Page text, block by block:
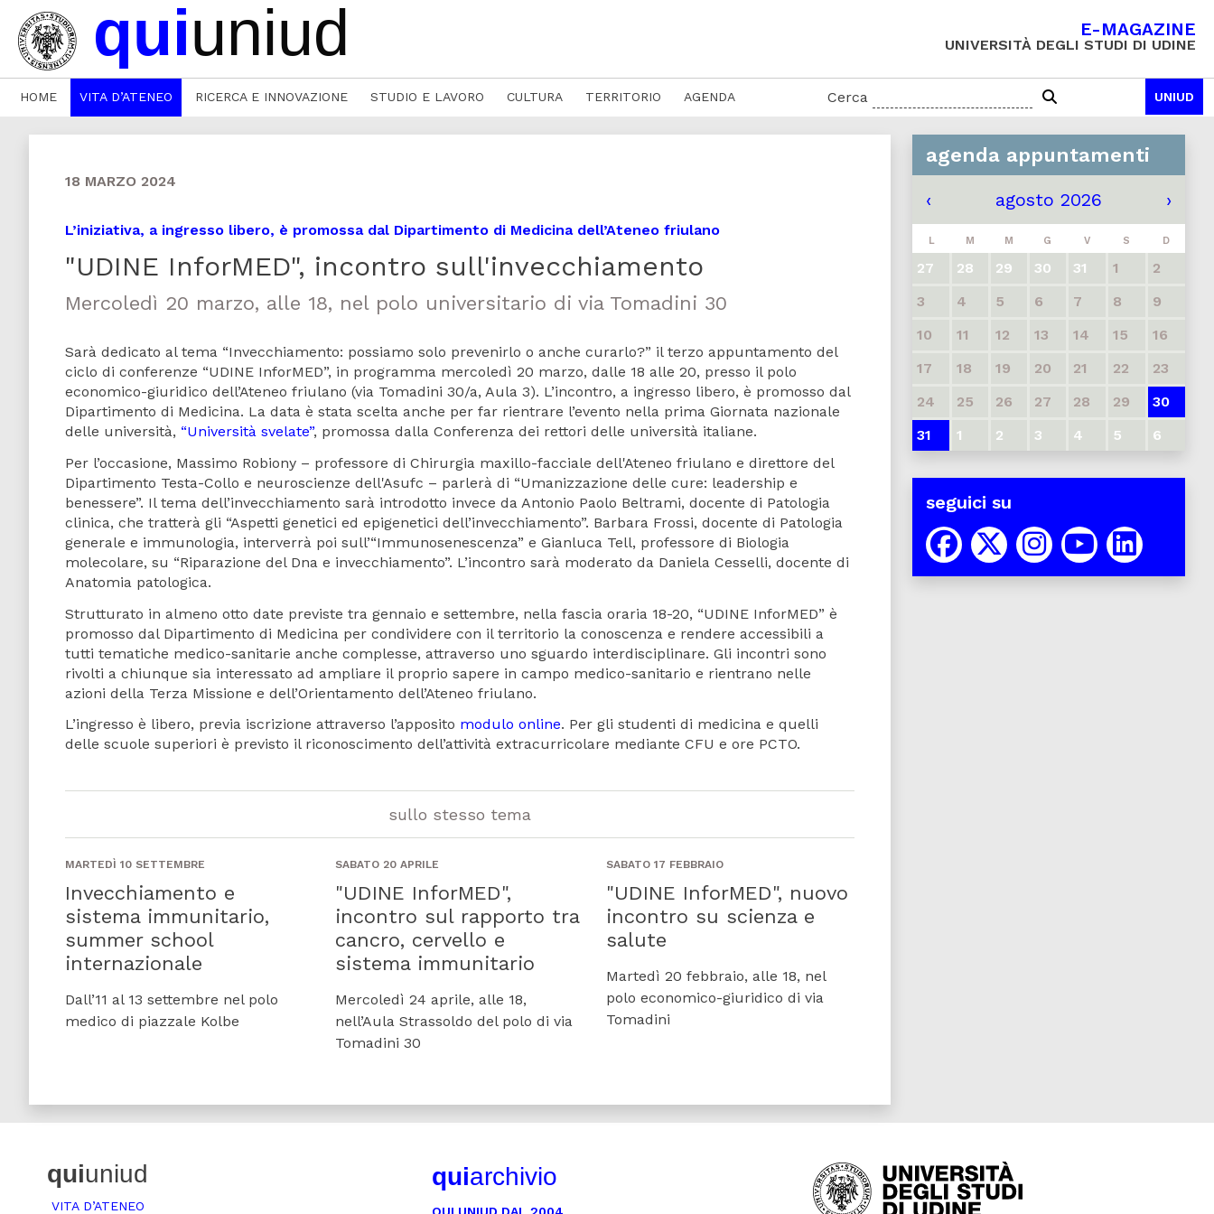
E-MAGAZINE
UNIVERSITÀ DEGLI STUDI DI UDINE
HOME VITA D’ATENEO RICERCA E INNOVAZIONE STUDIO E LAVORO CULTURA TERRITORIO AGENDA Cerca UNIUD
18 MARZO 2024
L’iniziativa, a ingresso libero, è promossa dal Dipartimento di Medicina dell’Ateneo friulano
"UDINE InforMED", incontro sull'invecchiamento
Mercoledì 20 marzo, alle 18, nel polo universitario di via Tomadini 30
Sarà dedicato al tema “Invecchiamento: possiamo solo prevenirlo o anche curarlo?” il terzo appuntamento del
ciclo di conferenze “UDINE InforMED”, in programma mercoledì 20 marzo, dalle 18 alle 20, presso il polo
economico-giuridico dell’Ateneo friulano (via Tomadini 30/a, Aula 3). L’incontro, a ingresso libero, è promosso dal
Dipartimento di Medicina. La data è stata scelta anche per far rientrare l’evento nella prima Giornata nazionale
delle università, “Università svelate”, promossa dalla Conferenza dei rettori delle università italiane.
Per l’occasione, Massimo Robiony – professore di Chirurgia maxillo-facciale dell'Ateneo friulano e direttore del
Dipartimento Testa-Collo e neuroscienze dell'Asufc – parlerà di “Umanizzazione delle cure: leadership e
benessere”. Il tema dell’invecchiamento sarà introdotto invece da Antonio Paolo Beltrami, docente di Patologia
clinica, che tratterà gli “Aspetti genetici ed epigenetici dell’invecchiamento”. Barbara Frossi, docente di Patologia
generale e immunologia, interverrà poi sull’“Immunosenescenza” e Gianluca Tell, professore di Biologia
molecolare, su “Riparazione del Dna e invecchiamento”. L’incontro sarà moderato da Daniela Cesselli, docente di
Anatomia patologica.
Strutturato in almeno otto date previste tra gennaio e settembre, nella fascia oraria 18-20, “UDINE InforMED” è
promosso dal Dipartimento di Medicina per condividere con il territorio la conoscenza e rendere accessibili a
tutti tematiche medico-sanitarie anche complesse, attraverso uno sguardo interdisciplinare. Gli incontri sono
rivolti a chiunque sia interessato ad ampliare il proprio sapere in campo medico-sanitario e rientrano nelle
azioni della Terza Missione e dell’Orientamento dell’Ateneo friulano.
L’ingresso è libero, previa iscrizione attraverso l’apposito modulo online. Per gli studenti di medicina e quelli
delle scuole superiori è previsto il riconoscimento dell’attività extracurricolare mediante CFU e ore PCTO.
sullo stesso tema
MARTEDÌ 10 SETTEMBRE
Invecchiamento e
sistema immunitario,
summer school
internazionale
Dall’11 al 13 settembre nel polo
medico di piazzale Kolbe
SABATO 20 APRILE
"UDINE InforMED",
incontro sul rapporto tra
cancro, cervello e
sistema immunitario
Mercoledì 24 aprile, alle 18,
nell’Aula Strassoldo del polo di via
Tomadini 30
SABATO 17 FEBBRAIO
"UDINE InforMED", nuovo
incontro su scienza e
salute
Martedì 20 febbraio, alle 18, nel
polo economico-giuridico di via
Tomadini
agenda appuntamenti
‹ agosto 2026 ›
L M M G V S D
27 28 29 30 31 1
2
3
4 5 6 7 8
9
10
11 12 13 14 15
16
17
18 19 20 21 22
23
24
25 26 27 28 29
30
31
1 2 3 4 5 6
seguici su
quiuniud
VITA D’ATENEO
quiarchivio